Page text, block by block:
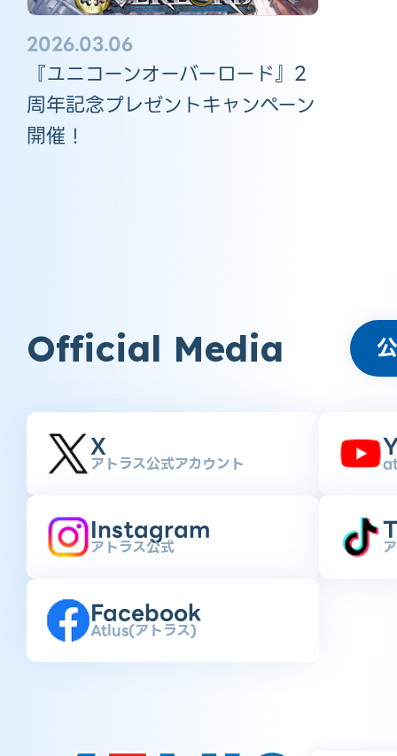
2026.03.06
『ユニコーンオーバーロード』2
周年記念プレゼントキャンペーン
開催！
Official Media
X
アトラス公式アカウント
Instagram
アトラス公式
Facebook
Atlus(アトラス)